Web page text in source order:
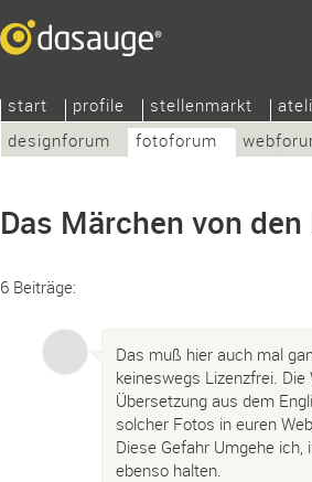
start profile stellenmarkt
designforum
fotoforum
Das Märchen von
6 Beiträge:
Das muß hier auch mal
keineswegs Lizenzfrei.
Übersetzung aus dem
solcher Fotos in euren
Diese Gefahr Umgehe
ebenso halten.